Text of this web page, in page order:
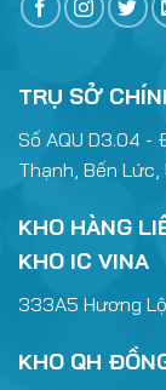
TRỤ SỞ
Số AQU D3.04 -
Thạnh, Bến Lức,
KHO HÀNG
KHO IC VINA
333A5 Hương
KHO QH